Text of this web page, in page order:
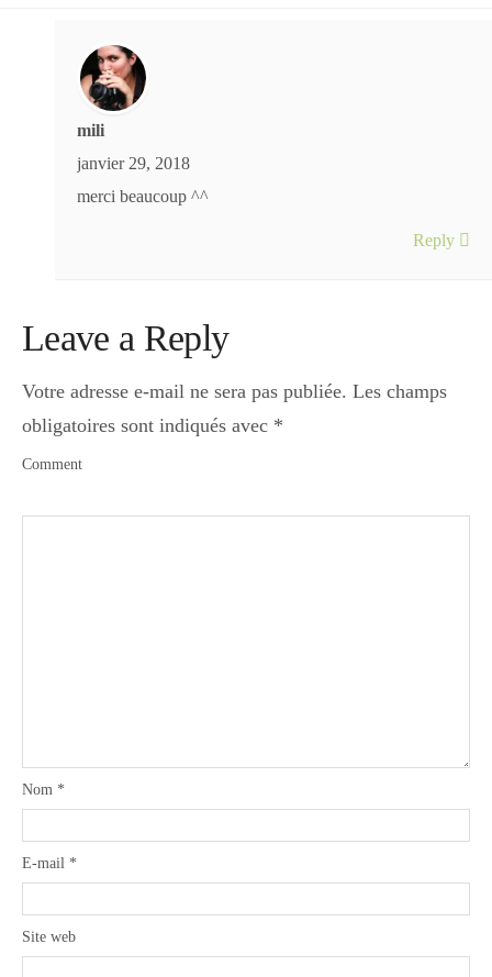
mili
janvier 29, 2018
merci beaucoup ^^
Reply
Leave a Reply
Votre adresse e-mail ne sera pas publiée. Les champs
obligatoires sont indiqués avec *
Comment
Nom *
E-mail *
Site web